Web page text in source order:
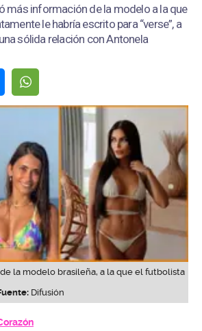
más información de la modelo a la que
le habría escrito para “verse”, a
sólida relación con Antonela
la modelo brasileña, a la que el futbolista
Difusión